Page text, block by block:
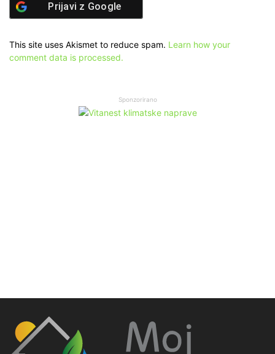
Prijavi z Google
This site uses Akismet to reduce spam. Learn how your
comment data is processed.
Sponzorirano